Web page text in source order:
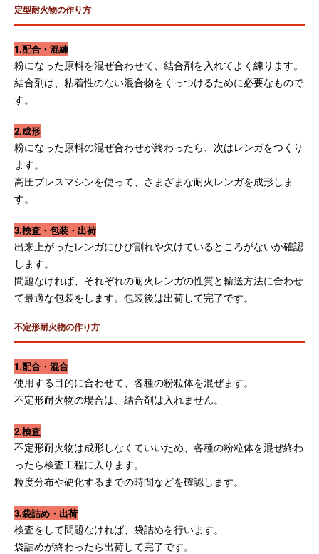
定型耐火物の作り方
1.配合・混練
粉になった原料を混ぜ合わせて、結合剤を入れてよく練ります。
結合剤は、粘着性のない混合物をくっつけるために必要なもので
す。
2.成形
粉になった原料の混ぜ合わせが終わったら、次はレンガをつくり
ます。
高圧プレスマシンを使って、さまざまな耐火レンガを成形しま
す。
3.検査・包装・出荷
出来上がったレンガにひび割れや欠けているところがないか確認
します。
問題なければ、それぞれの耐火レンガの性質と輸送方法に合わせ
て最適な包装をします。包装後は出荷して完了です。
不定形耐火物の作り方
1.配合・混合
使用する目的に合わせて、各種の粉粒体を混ぜます。
不定形耐火物の場合は、結合剤は入れません。
2.検査
不定形耐火物は成形しなくていいため、各種の粉粒体を混ぜ終わ
ったら検査工程に入ります。
粒度分布や硬化するまでの時間などを確認します。
3.袋詰め・出荷
検査をして問題なければ、袋詰めを行います。
袋詰めが終わったら出荷して完了です。